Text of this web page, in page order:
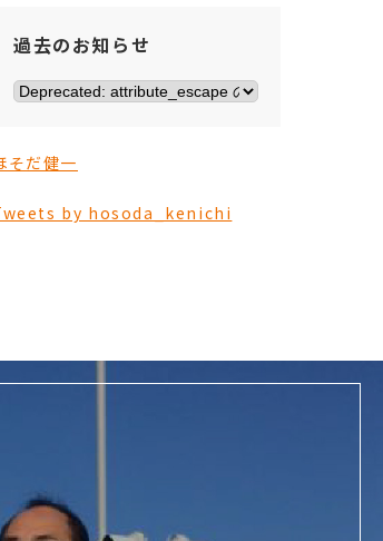
過去のお知らせ
そだ健一
by hosoda_kenichi